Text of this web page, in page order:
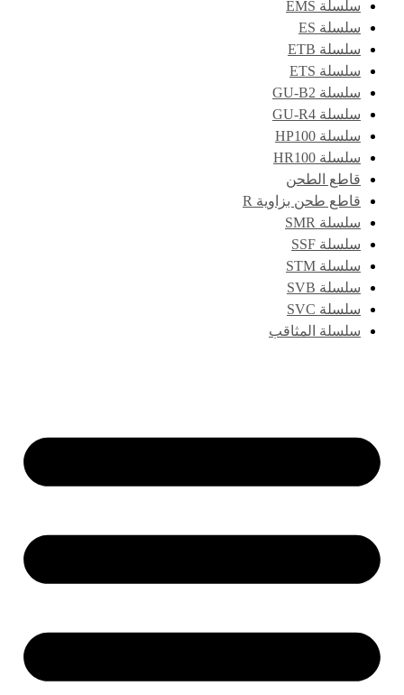
سلسلة EMS
سلسلة ES
سلسلة ETB
سلسلة ETS
سلسلة GU-B2
سلسلة GU-R4
سلسلة HP100
سلسلة HR100
قاطع الطحن
قاطع طحن بزاوية R
سلسلة SMR
سلسلة SSF
سلسلة STM
سلسلة SVB
سلسلة SVC
سلسلة المثاقب